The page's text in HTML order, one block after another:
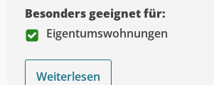
Besonders geeignet für:
Eigentumswohnungen
Weiterlesen